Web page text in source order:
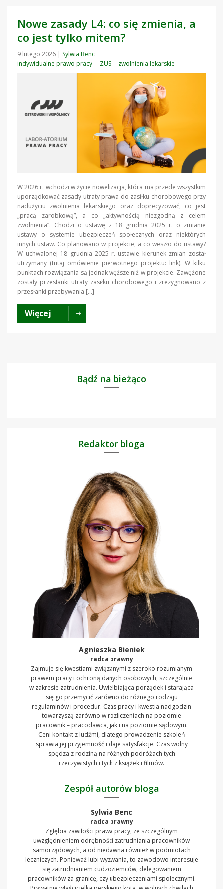
Nowe zasady L4: co się zmienia, a
co jest tylko mitem?
9 lutego 2026 | Sylwia Benc
indywidualne prawo pracy
ZUS zwolnienia lekarskie
W 2026 r. wchodzi w życie nowelizacja, która ma przede wszystkim
uporządkować zasady utraty prawa do zasiłku chorobowego przy
nadużyciu zwolnienia lekarskiego oraz doprecyzować, co jest
„pracą zarobkową”, a co „aktywnością niezgodną z celem
zwolnienia”. Chodzi o ustawę z 18 grudnia 2025 r. o zmianie
ustawy o systemie ubezpieczeń społecznych oraz niektórych
innych ustaw. Co planowano w projekcie, a co weszło do ustawy?
W uchwalonej 18 grudnia 2025 r. ustawie kierunek zmian został
utrzymany (tutaj omówienie pierwotnego projektu: link). W kilku
punktach rozwiązania są jednak węższe niż w projekcie. Zawężone
zostały przesłanki utraty zasiłku chorobowego i zrezygnowano z
przesłanki przebywania […]
Więcej
Bądź na bieżąco
Redaktor bloga
Agnieszka Bieniek
radca prawny
Zajmuje się kwestiami związanymi z szeroko rozumianym
prawem pracy i ochroną danych osobowych, szczególnie
w zakresie zatrudnienia. Uwielbiająca porządek i starająca
się go przemycić zarówno do różnego rodzaju
regulaminów i procedur. Czas pracy i kwestia nadgodzin
towarzyszą zarówno w rozliczeniach na poziomie
pracownik – pracodawca, jak i na poziomie sądowym.
Ceni kontakt z ludźmi, dlatego prowadzenie szkoleń
sprawia jej przyjemność i daje satysfakcje. Czas wolny
spędza z rodziną na różnych podróżach tych
rzeczywistych i tych z książek i filmów.
Zespół autorów bloga
Sylwia Benc
radca prawny
Zgłębia zawiłości prawa pracy, ze szczególnym
uwzględnieniem odrębności zatrudniania pracowników
samorządowych, a od niedawna również w podmiotach
leczniczych. Ponieważ lubi wyzwania, to zawodowo interesuje
się zatrudnianiem cudzoziemców, delegowaniem
pracowników za granicę, czy ubezpieczeniami społecznymi.